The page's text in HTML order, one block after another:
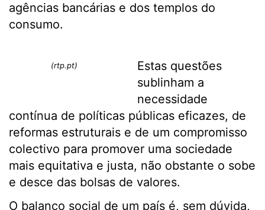
agências bancárias e dos templos do
consumo.
(rtp.pt)
Estas questões
sublinham a
necessidade
contínua de políticas públicas eficazes, de
reformas estruturais e de um compromisso
colectivo para promover uma sociedade
mais equitativa e justa, não obstante o sobe
e desce das bolsas de valores.
O balanço social de um país é, sem dúvida,